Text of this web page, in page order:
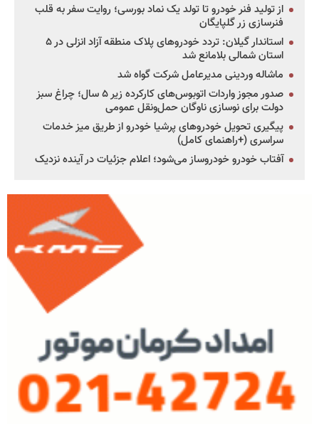
از تولید فنر خودرو تا تولد یک نماد بورسی؛ روایت سفر به قلب
فنرسازی زر گلپایگان
استاندار گیلان: تردد خودروهای پلاک منطقه آزاد انزلی در ۵
استان شمالی بلامانع شد
ماشاله وردینی مدیرعامل شرکت گواه شد
صدور مجوز واردات اتوبوس‌های کارکرده زیر ۵ سال؛ چراغ سبز
دولت برای نوسازی ناوگان حمل‌ونقل عمومی
پیگیری تحویل خودروهای پرشیا خودرو از طریق میز خدمات
سراسری (+راهنمای کامل)
آفتاب خودرو خودروساز می‌شود؛ اعلام جزئیات در آینده نزدیک